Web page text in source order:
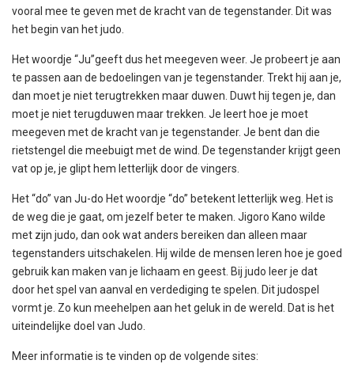
vooral mee te geven met de kracht van de tegenstander. Dit was
het begin van het judo.
Het woordje “Ju”geeft dus het meegeven weer. Je probeert je aan
te passen aan de bedoelingen van je tegenstander. Trekt hij aan je,
dan moet je niet terugtrekken maar duwen. Duwt hij tegen je, dan
moet je niet terugduwen maar trekken. Je leert hoe je moet
meegeven met de kracht van je tegenstander. Je bent dan die
rietstengel die meebuigt met de wind. De tegenstander krijgt geen
vat op je, je glipt hem letterlijk door de vingers.
Het “do” van Ju-do Het woordje “do” betekent letterlijk weg. Het is
de weg die je gaat, om jezelf beter te maken. Jigoro Kano wilde
met zijn judo, dan ook wat anders bereiken dan alleen maar
tegenstanders uitschakelen. Hij wilde de mensen leren hoe je goed
gebruik kan maken van je lichaam en geest. Bij judo leer je dat
door het spel van aanval en verdediging te spelen. Dit judospel
vormt je. Zo kun meehelpen aan het geluk in de wereld. Dat is het
uiteindelijke doel van Judo.
Meer informatie is te vinden op de volgende sites: